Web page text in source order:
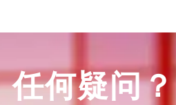
任何疑问？